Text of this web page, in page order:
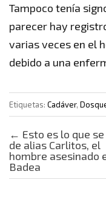
Tampoco tenía
parecer hay
varias veces en el
debido a una
Etiquetas: Cadáver,
Post navigation
← Esto es lo que
de alias Carlitos, el
hombre asesinado
Badea